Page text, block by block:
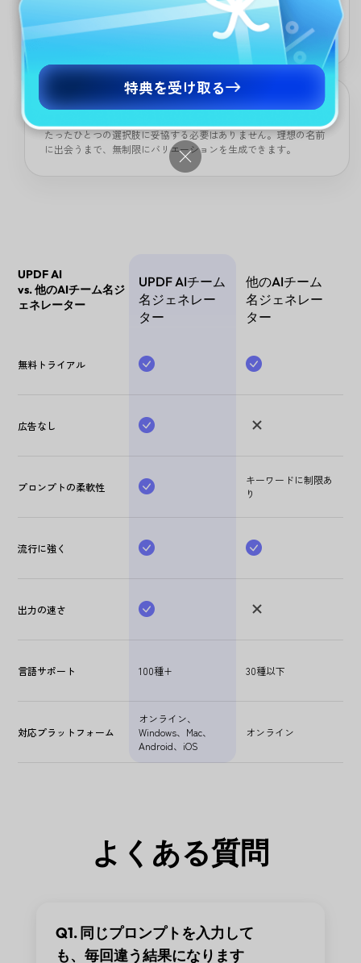
アイデアが浮かばず行き詰まったときも、UPDF AI チーム名ジェ
ネレーターが即座に斬新で印象的なチーム名を生成。無駄な時間
をかけず、すぐに使える名前を手に入れられます。
無限に広がる選択肢
たったひとつの選択肢に妥協する必要はありません。理想の名前
に出会うまで、無制限にバリエーションを生成できます。
UPDF AI
vs. 他のAIチーム名ジ
ェネレーター
UPDF AIチーム
名ジェネレー
ター
他のAIチーム
名ジェネレー
ター
無料トライアル
広告なし
プロンプトの柔軟性
キーワードに制限あ
り
流行に強く
出力の速さ
言語サポート 100種+ 30種以下
対応プラットフォーム
オンライン、
Windows、Mac、
Android、iOS
オンライン
よくある質問
Q1. 同じプロンプトを入力して
も、毎回違う結果になります
特典を受け取る